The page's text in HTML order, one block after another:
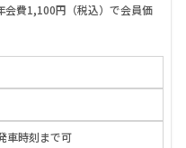
会費1,100円（税込）で会員価
車時刻まで可